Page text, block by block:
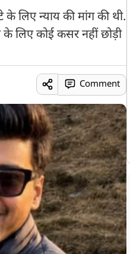
लिए न्याय की मांग की थी.
के लिए कोई कसर नहीं छोड़ी
Comment